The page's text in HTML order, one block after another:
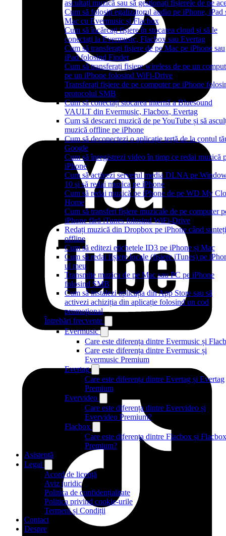
ascultați muzică sau să gestionați fișierele de pe
Cum să folosiți egalizatorul audio pe iPhone, iPad
Mac cu Evermusic și Flacbox
Cum să încărcați fișiere în stocarea cloud și să le
conectați la Evermusic, Flacbox sau Evertag
Cum să transferați fișiere de pe Mac pe iPhone sau
iPad folosind Finder
Cum să transferați fișiere wireless de pe un
pe un iPhone folosind WiFi-Drive
Transferați fișiere de pe computer pe iPhone
protocolul SMB
Cum să conectați stocarea internă a Bluesound
VAULT din Evermusic, Flacbox, Evertag
Cum să descarci muzică de pe YouTube și să
muzică offline pe iPhone
Cum să deconectezi o aplicație terță de la contul
Google
Cum să înregistrezi video în timp ce redai muzică
iPhone
Cum să activezi serverul media DLNA pe
10 și să redai muzica pe iPhone
Cum să redai muzică pe iPhone de pe WD My
Home
Cum să transferi fișiere muzicale de pe computer
iPhone fără iTunes folosind WiFi-Drive
Redați muzică din Dropbox pe iPhone când sunteți
offline
Cum să editezi etichetele ID3 pe iPhone și Mac
Cum să redai fișiere locale (fișiere iTunes) pe
ul meu
Transmite muzica de pe Mac sau PC pe iPhone
folosind SMB
Cum să instalezi aplicația din App Store sau să
activezi achiziția din aplicație folosind un cod
promoțional
Întrebări frecvente
Evermusic
Care este diferența dintre Evermusic și
Care este diferența dintre Evermusic și
Evermusic Premium
Evertag
Care este diferența dintre Evertag și Evertag
Premium
Evervideo
Care este diferența dintre Evervideo și
Evervideo Premium?
Flacbox
Care este diferența dintre Flacbox și Flacbox
Premium?
Asistență
Legal
Acord de licență
Aviz juridic
Politica de confidențialitate
Politica privind cookie-urile
Termeni și Condiții
Contact
Despre